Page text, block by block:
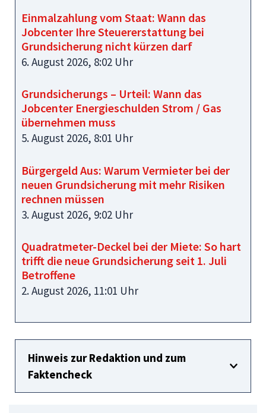
Einmalzahlung vom Staat: Wann das
Jobcenter Ihre Steuererstattung bei
Grundsicherung nicht kürzen darf
6. August 2026, 8:02 Uhr
Grundsicherungs – Urteil: Wann das
Jobcenter Energieschulden Strom / Gas
übernehmen muss
5. August 2026, 8:01 Uhr
Bürgergeld Aus: Warum Vermieter bei der
neuen Grundsicherung mit mehr Risiken
rechnen müssen
3. August 2026, 9:02 Uhr
Quadratmeter-Deckel bei der Miete: So hart
trifft die neue Grundsicherung seit 1. Juli
Betroffene
2. August 2026, 11:01 Uhr
Hinweis zur Redaktion und zum
Faktencheck